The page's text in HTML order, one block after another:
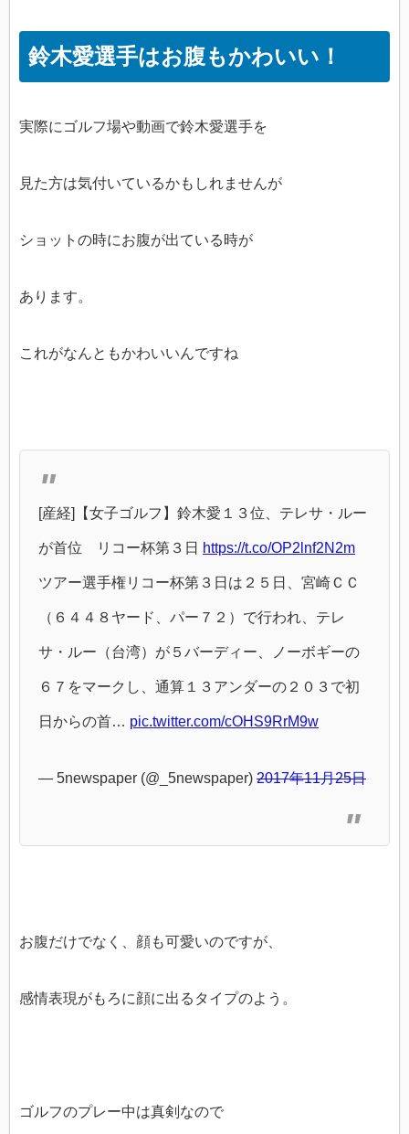
鈴木愛選手はお腹もかわいい！
実際にゴルフ場や動画で鈴木愛選手を
見た方は気付いているかもしれませんが
ショットの時にお腹が出ている時が
あります。
これがなんともかわいいんですね
[産経]【女子ゴルフ】鈴木愛１３位、テレサ・ルー
が首位 リコー杯第３日 https://t.co/OP2lnf2N2m
ツアー選手権リコー杯第３日は２５日、宮崎ＣＣ
（６４４８ヤード、パー７２）で行われ、テレ
サ・ルー（台湾）が５バーディー、ノーボギーの
６７をマークし、通算１３アンダーの２０３で初
日からの首… pic.twitter.com/cOHS9RrM9w
— 5newspaper (@_5newspaper) 2017年11月25日
お腹だけでなく、顔も可愛いのですが、
感情表現がもろに顔に出るタイプのよう。
ゴルフのプレー中は真剣なので